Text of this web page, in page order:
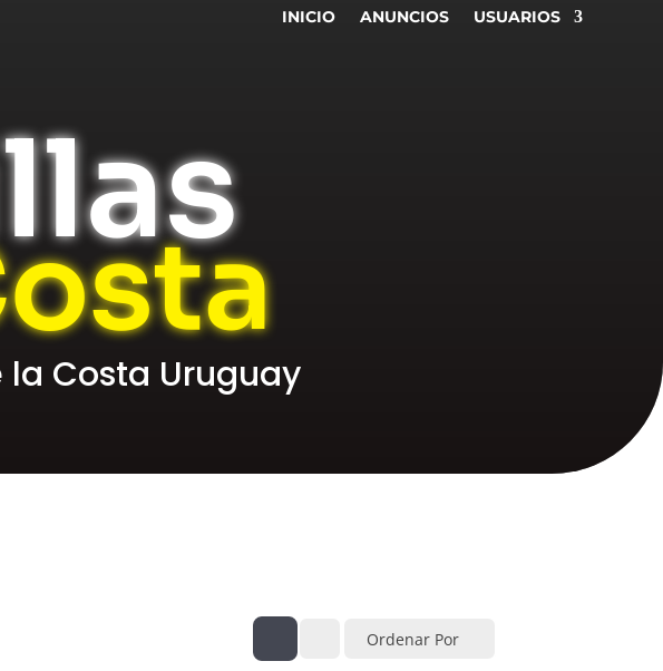
INICIO ANUNCIOS USUARIOS
Costa Uruguay
Ordenar Por